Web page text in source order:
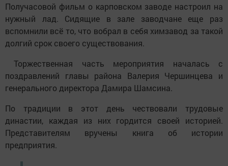
Получасовой фильм о карповском заводе настроил на
нужный лад. Сидящие в зале заводчане еще раз
вспомнили всё то, что вобрал в себя химзавод за такой
долгий срок своего существования.
Торжественная часть мероприятия началась с
поздравлений главы района Валерия Чершинцева и
генерального директора Дамира Шамсина.
По традиции в этот день чествовали трудовые
династии, каждая из них гордится своей историей.
Представителям вручены книга об истории
предприятия.